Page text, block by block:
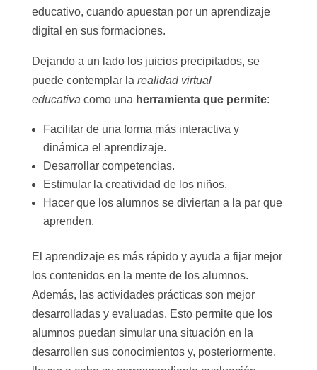
educativo, cuando apuestan por un aprendizaje
digital en sus formaciones.
Dejando a un lado los juicios precipitados, se
puede contemplar la realidad virtual
educativa como una herramienta que permite:
Facilitar de una forma más interactiva y
dinámica el aprendizaje.
Desarrollar competencias.
Estimular la creatividad de los niños.
Hacer que los alumnos se diviertan a la par que
aprenden.
El aprendizaje es más rápido y ayuda a fijar mejor
los contenidos en la mente de los alumnos.
Además, las actividades prácticas son mejor
desarrolladas y evaluadas. Esto permite que los
alumnos puedan simular una situación en la
desarrollen sus conocimientos y, posteriormente,